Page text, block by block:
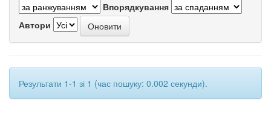
Впорядкування
Автори
Результати 1-1 зі 1 (час пошуку: 0.002 секунди).